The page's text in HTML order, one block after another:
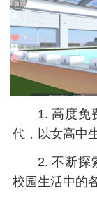
1. 高度免
代，以女高中
2. 不断探
校园生活中的